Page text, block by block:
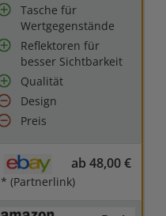
Tasche für
Wertgegenstände
Reflektoren für
besser Sichtbarkeit
Qualität
Design
Preis
ab 48,00 €
* (Partnerlink)